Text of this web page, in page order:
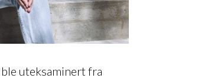
uteksaminert fra